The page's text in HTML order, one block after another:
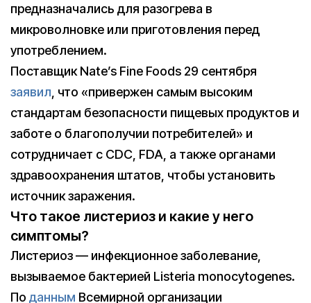
предназначались для разогрева в
микроволновке или приготовления перед
употреблением.
Поставщик Nate’s Fine Foods 29 сентября
заявил , что «привержен самым высоким
стандартам безопасности пищевых продуктов и
заботе о благополучии потребителей» и
сотрудничает с CDC, FDA, а также органами
здравоохранения штатов, чтобы установить
источник заражения.
Что такое листериоз и какие у него
симптомы?
Листериоз — инфекционное заболевание,
вызываемое бактерией Listeria monocytogenes.
По данным Всемирной организации